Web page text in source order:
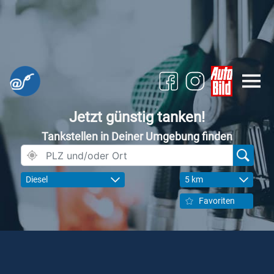
Jetzt günstig tanken!
Tankstellen in Deiner Umgebung finden
Diesel 5 km
Favoriten